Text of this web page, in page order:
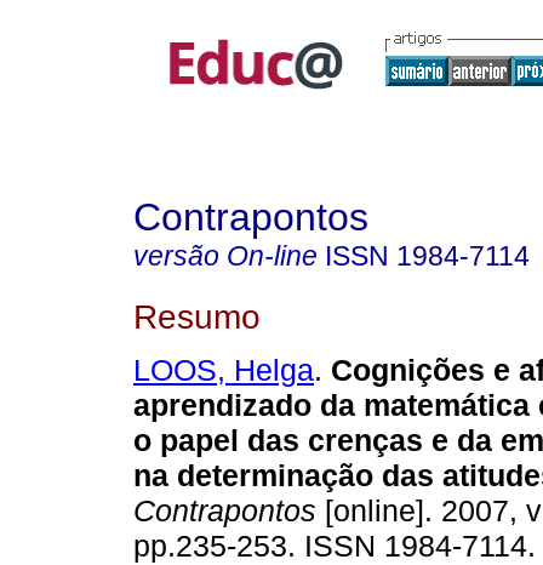
Contrapontos
versão On-line ISSN 1984-7114
Resumo
LOOS, Helga. Cognições e
aprendizado da
o papel das crenças e da
na determinação das
Contrapontos [online]. 2007,
pp.235-253. ISSN 1984-7114.